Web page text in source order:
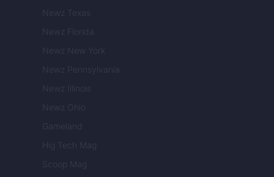
Newz Texas
Newz Florida
Newz New York
Newz Pennsylvania
Newz Illinois
Newz Ohio
Gameland
Hig Tech Mag
Scoop Mag